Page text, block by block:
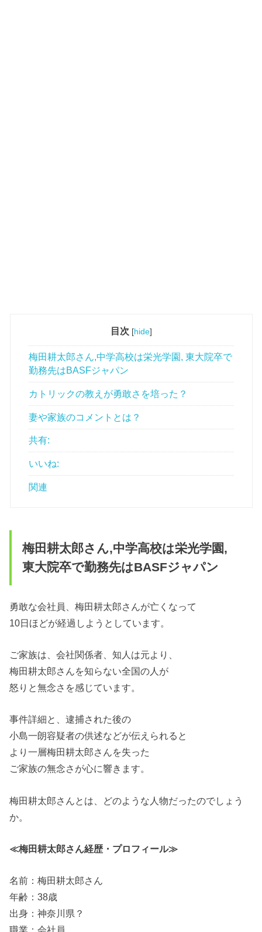
目次 [hide]
梅田耕太郎さん,中学高校は栄光学園, 東大院卒で
勤務先はBASFジャパン
カトリックの教えが勇敢さを培った？
妻や家族のコメントとは？
共有:
いいね:
関連
梅田耕太郎さん,中学高校は栄光学園,
東大院卒で勤務先はBASFジャパン
勇敢な会社員、梅田耕太郎さんが亡くなって
10日ほどが経過しようとしています。
ご家族は、会社関係者、知人は元より、
梅田耕太郎さんを知らない全国の人が
怒りと無念さを感じています。
事件詳細と、逮捕された後の
小島一朗容疑者の供述などが伝えられると
より一層梅田耕太郎さんを失った
ご家族の無念さが心に響きます。
梅田耕太郎さんとは、どのような人物だったのでしょう
か。
≪梅田耕太郎さん経歴・プロフィール≫
名前：梅田耕太郎さん
年齢：38歳
出身：神奈川県？